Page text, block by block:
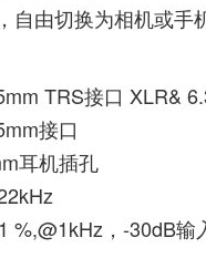
自由切换为相机或
TRS接口 XLR&
接口
耳机插孔
%,@1kHz，-30dB输